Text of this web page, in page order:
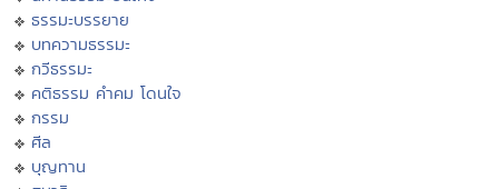
ธรรมะบรรยาย
บทความธรรมะ
กวีธรรมะ
คติธรรม คำคม โดนใจ
กรรม
ศีล
บุญทาน